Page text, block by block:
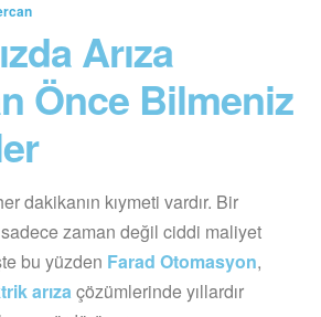
Arıza
Önce Bilmeniz
dakikanın kıymeti vardır. Bir
zaman değil ciddi maliyet
bu yüzden Farad Otomasyon,
arızaçözümlerinde yıllardır